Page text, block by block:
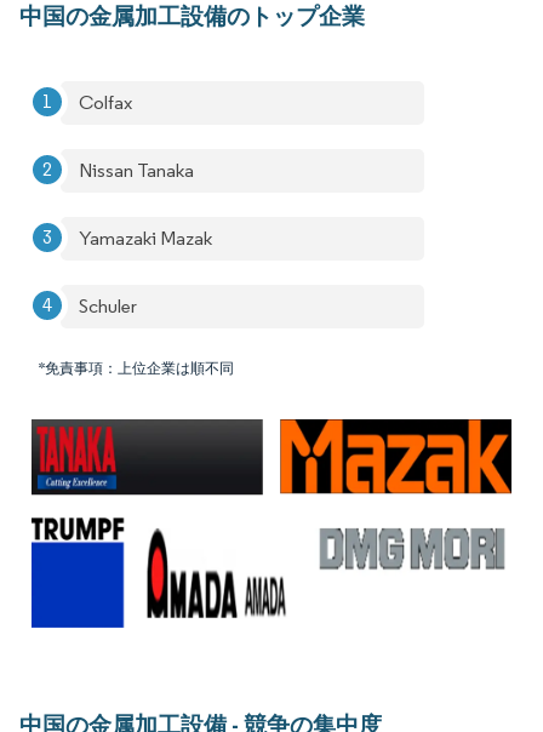
中国の金属加工設備のトップ企業
Colfax
Nissan Tanaka
Yamazaki Mazak
Schuler
*免責事項：上位企業は順不同
中国の金属加工設備 - 競争の集中度